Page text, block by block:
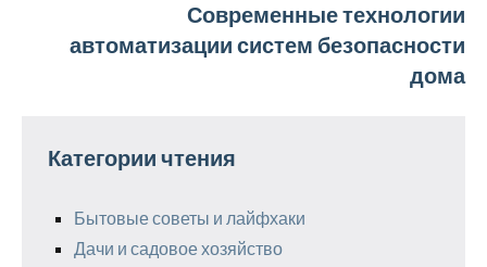
Современные технологии
автоматизации систем безопасности
дома
Категории чтения
Бытовые советы и лайфхаки
Дачи и садовое хозяйство